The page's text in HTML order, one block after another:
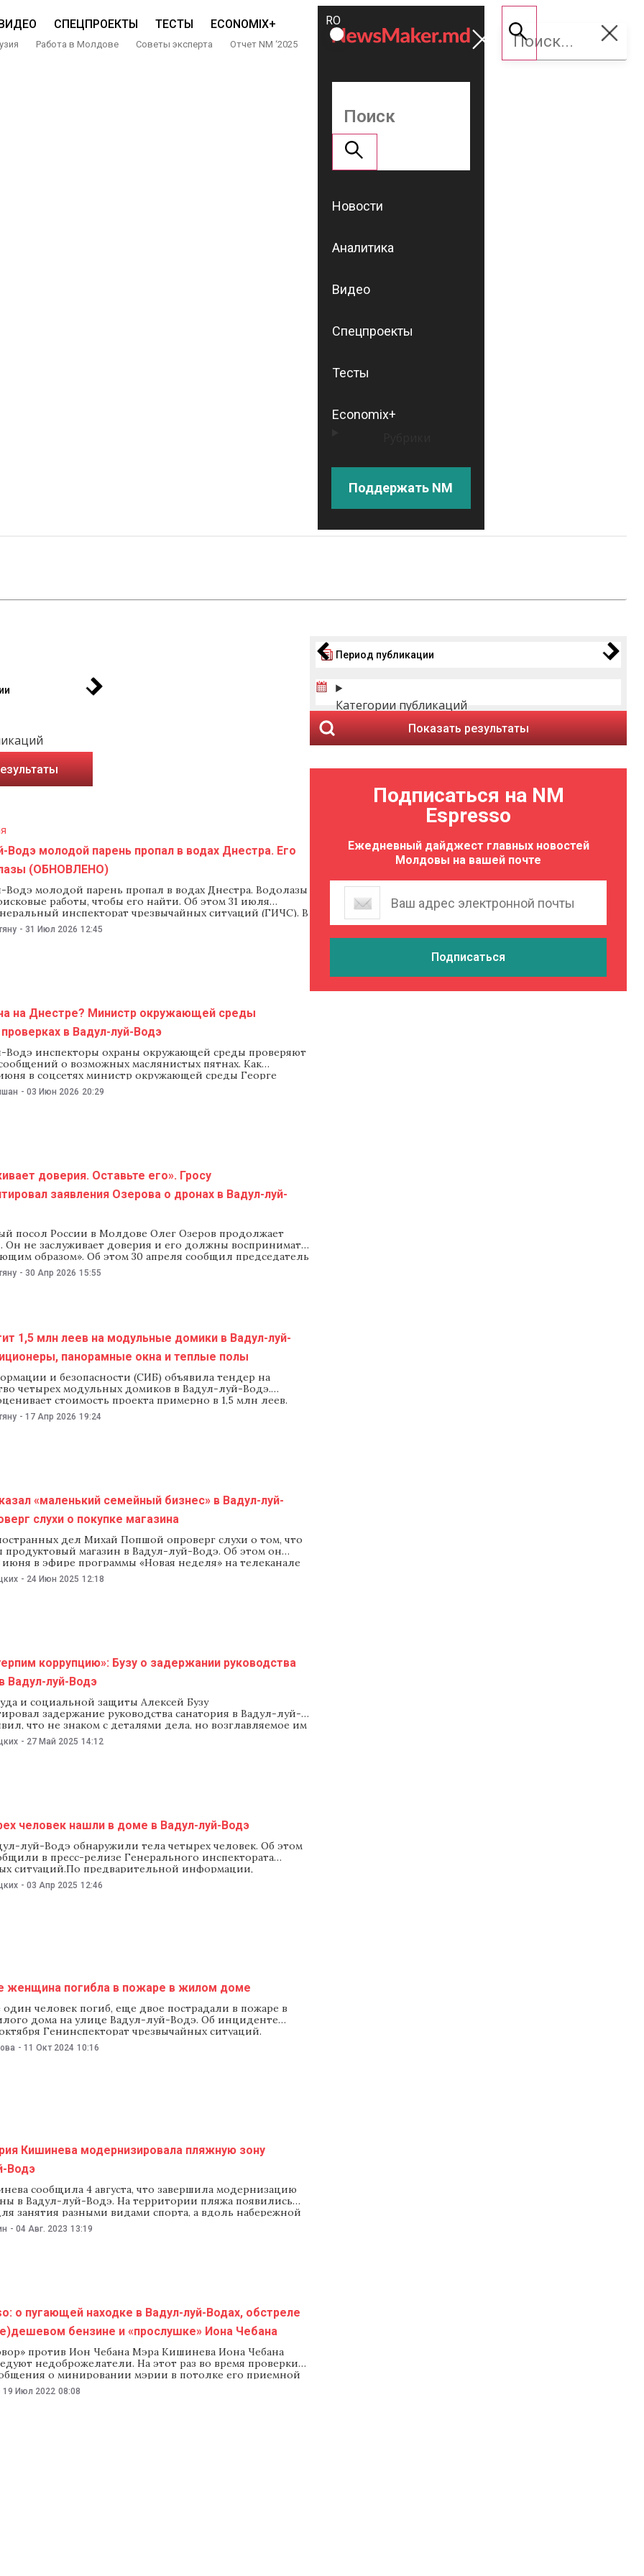
СПЕЦПРОЕКТЫ ТЕСТЫ ECONOMIX+
Работа в Молдове Советы эксперта Отчет NM ‘2025
ROMÂNĂ
RU
Поддержать
NM
Новости
Аналитика
Видео
Спецпроекты
Тесты
Economix+
Поддержать NM
Водэ молодой парень пропал в водах Днестра. Его
(ОБНОВЛЕНО)
Водэ молодой парень пропал в водах Днестра. Водолазы
работы, чтобы его найти. Об этом 31 июля
инспекторат чрезвычайных ситуаций (ГИЧС). В
что сообщение о происшествии поступило в
службы 31 июля в 09:40. По данным ГИЧС, группа молодых
- 31 Июл 2026 12:45
на Днестре? Министр окружающей среды
в Вадул-луй-Водэ
Водэ инспекторы охраны окружающей среды проверяют
о возможных маслянистых пятнах. Как
июня в соцсетях министр окружающей среды Георге
следов загрязнения не выявили». Чиновник также
видео из Вадул-луй-Водэ с участка, где проводят
- 03 Июн 2026 20:29
доверия. Оставьте его». Гросу
заявления Озерова о дронах в Вадул-луй-
посол России в Молдове Олег Озеров продолжает
Он не заслуживает доверия и его должны воспринимать
образом». Об этом 30 апреля сообщил председатель
Игорь Гросу, комментируя утверждения Озерова о том,
луй-Водэ якобы тестируют или производят дроны, что
- 30 Апр 2026 15:55
1,5 млн леев на модульные домики в Вадул-луй-
панорамные окна и теплые полы
и безопасности (СИБ) объявила тендер на
четырех модульных домиков в Вадул-луй-Водэ.
стоимость проекта примерно в 1,5 млн леев.
установить два типа модульных конструкций
13 до 25 м². Домики соберут из металлических
- 17 Апр 2026 19:24
«маленький семейный бизнес» в Вадул-луй-
слухи о покупке магазина
дел Михай Попшой опроверг слухи о том, что
продуктовый магазин в Вадул-луй-Водэ. Об этом он
июня в эфире программы «Новая неделя» на телеканале
на вопросы зрителей.В частности, Попшоя спросили, как
на базе отдыха «Cristina» в Вадул-луй-Водэ, оправдались
- 24 Июн 2025 12:18
коррупцию»: Бузу о задержании руководства
Вадул-луй-Водэ
и социальной защиты Алексей Бузу
задержание руководства санатория в Вадул-луй-
что не знаком с деталями дела, но возглавляемое им
не потерпит коррупцию.«Мы не знаем конкретных
хорошо, что проводят обыски, потому что, как и любое
- 27 Май 2025 14:12
человек нашли в доме в Вадул-луй-Водэ
луй-Водэ обнаружили тела четырех человек. Об этом
в пресс-релизе Генерального инспектората
ситуаций.По предварительной информации,
не открывали дверь. Обеспокоенные родственники
в экстренные службы. Спасатели и полицейские вскрыли
- 03 Апр 2025 12:46
женщина погибла в пожаре в жилом доме
человек погиб, еще двое пострадали в пожаре в
дома на улице Вадул-луй-Водэ. Об инциденте
Генинспекторат чрезвычайных ситуаций.
что получили сообщение о пожаре в ночь на 11
предварительной информации, огонь вспыхнул на
- 11 Окт 2024 10:16
Кишинева модернизировала пляжную зону
Водэ
сообщила 4 августа, что завершила модернизацию
в Вадул-луй-Водэ. На территории пляжа появились
занятия разными видами спорта, а вдоль набережной
аллею с уличной мебелью и детской площадкой. Как
мэрии, на территории пляжа построили площадки для
- 04 Авг. 2023 13:19
о пугающей находке в Вадул-луй-Водах, обстреле
бензине и «прослушке» Иона Чебана
против Ион Чебана Мэра Кишинева Иона Чебана
недоброжелатели. На этот раз во время проверки
о минировании мэрии в потолке его приемной
вещи». Чебан уверен — его прослушивают. И
уголовное дело, потому что «им не нравится, что
19 Июл 2022 08:08
Период публикации
Категории публикаций
Показать результаты
Подписаться на NM
Espresso
Ежедневный дайджест главных новостей
Молдовы на вашей почте